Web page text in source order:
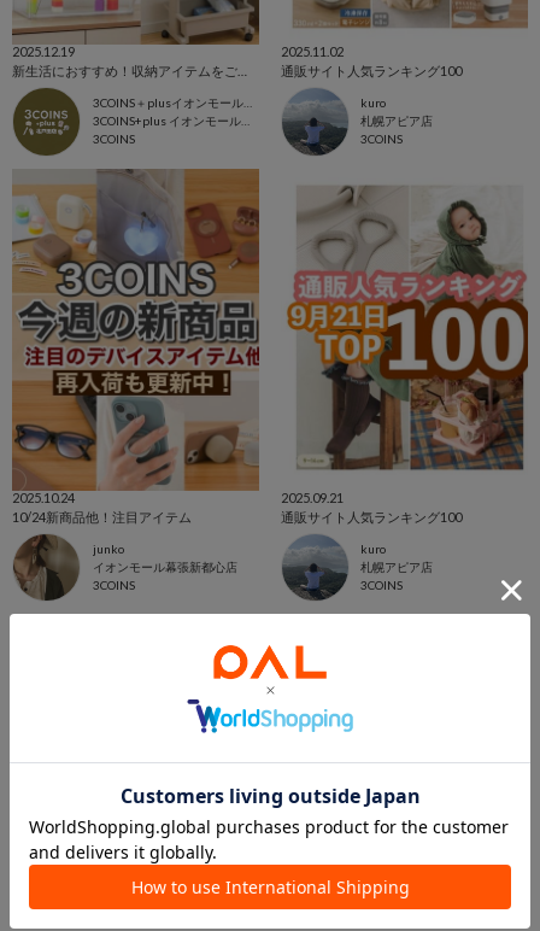
2025.12.19
3COINS＋plusイオンモール北戸田店
3COINS+plus イオンモール北戸田店
3COINS
2025.11.02
通販サイト人気ランキング100
kuro
札幌アピア店
3COINS
2025.10.24
10/24新商品他！注目アイテム
junko
イオンモール幕張新都心店
3COINS
2025.09.21
通販サイト人気ランキング100
kuro
札幌アピア店
3COINS